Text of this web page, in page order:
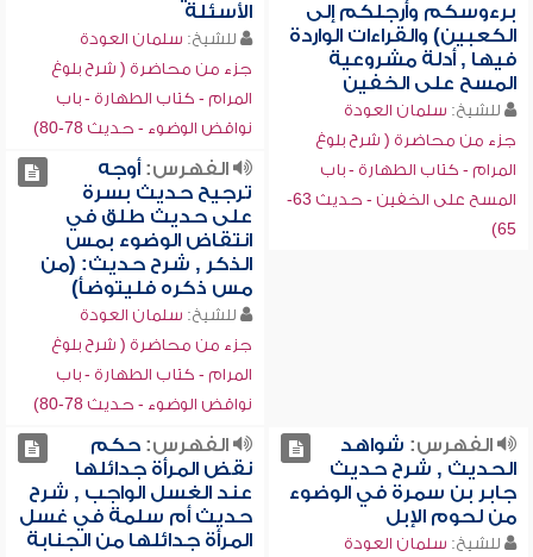
برءوسكم وأرجلكم إلى
الكعبين) والقراءات الواردة
فيها , أدلة مشروعية
المسح على الخفين
للشيخ: سلمان العودة
جزء من محاضرة ( شرح بلوغ
المرام - كتاب الطهارة - باب
المسح على الخفين - حديث 63-
65)
الأسئلة
للشيخ: سلمان العودة
جزء من محاضرة ( شرح بلوغ
المرام - كتاب الطهارة - باب
نواقض الوضوء - حديث 78-80)
الفهرس:أوجه
ترجيح حديث بسرة
على حديث طلق في
انتقاض الوضوء بمس
الذكر , شرح حديث: (من
مس ذكره فليتوضأ)
للشيخ: سلمان العودة
جزء من محاضرة ( شرح بلوغ
المرام - كتاب الطهارة - باب
نواقض الوضوء - حديث 78-80)
الفهرس: شواهد
الحديث , شرح حديث
جابر بن سمرة في الوضوء
من لحوم الإبل
للشيخ: سلمان العودة
الفهرس:حكم
نقض المرأة جدائلها
عند الغسل الواجب , شرح
حديث أم سلمة في غسل
المرأة جدائلها من الجنابة